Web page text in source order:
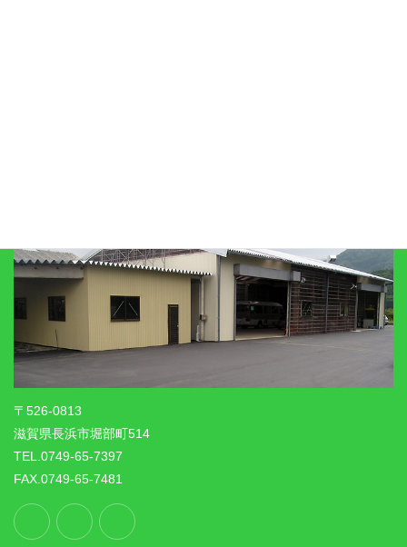
〒526-0813
滋賀県長浜市堀部町514
TEL.0749-65-7397
FAX.0749-65-7481